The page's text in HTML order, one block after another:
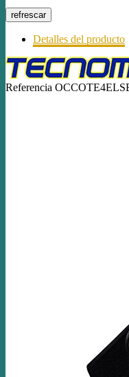
Detalles del producto
Referencia